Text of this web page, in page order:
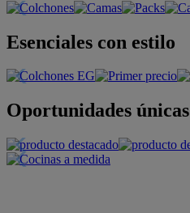
Esenciales con estilo
Oportunidades únicas